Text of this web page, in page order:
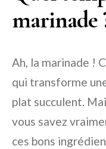
marinade
Ah, la marinade !
qui transforme
plat succulent.
vous savez
ces bons